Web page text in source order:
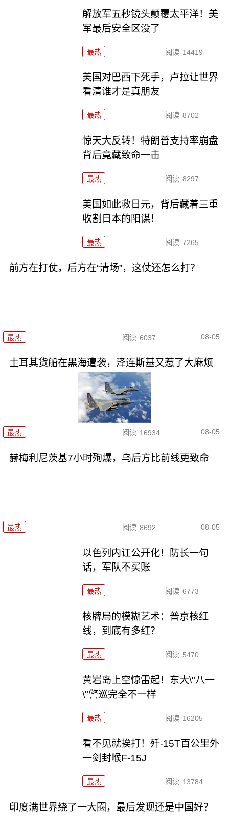
解放军五秒镜头颠覆太平洋！美
军最后安全区没了
最热 阅读 14419
美国对巴西下死手，卢拉让世界
看清谁才是真朋友
最热 阅读 8702
惊天大反转！特朗普支持率崩盘
背后竟藏致命一击
最热 阅读 8297
美国如此救日元，背后藏着三重
收割日本的阳谋！
最热 阅读 7265
前方在打仗，后方在“清场”，这仗还怎么打？
最热 阅读 6037 08-05
土耳其货船在黑海遭袭，泽连斯基又惹了大麻烦
最热 阅读 16934 08-05
赫梅利尼茨基7小时殉爆，乌后方比前线更致命
最热 阅读 8692 08-05
以色列内讧公开化！防长一句
话，军队不买账
最热 阅读 6773
核牌局的模糊艺术：普京核红
线，到底有多红？
最热 阅读 5470
黄岩岛上空惊雷起！东大\"八一
\"警巡完全不一样
最热 阅读 16205
看不见就挨打！歼-15T百公里外
一剑封喉F-15J
最热 阅读 13784
印度满世界绕了一大圈，最后发现还是中国好？